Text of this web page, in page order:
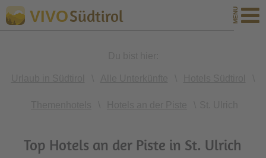
VIVOSüdtirol
Top Hotels an der Piste in St. Ulrich